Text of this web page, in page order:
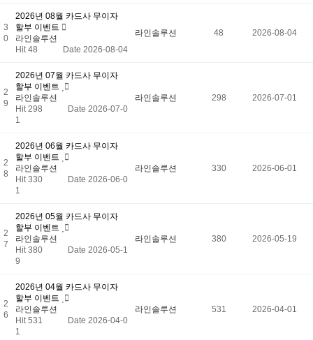
3
0
2026년 08월 카드사 무이자
할부 이벤트
라인솔루션
Hit 48
Date 2026-08-04
라인솔루션 48 2026-08-04
2
9
2026년 07월 카드사 무이자
할부 이벤트
라인솔루션
Hit 298
Date 2026-07-0
1
라인솔루션 298 2026-07-01
2
8
2026년 06월 카드사 무이자
할부 이벤트
라인솔루션
Hit 330
Date 2026-06-0
1
라인솔루션 330 2026-06-01
2
7
2026년 05월 카드사 무이자
할부 이벤트
라인솔루션
Hit 380
Date 2026-05-1
9
라인솔루션 380 2026-05-19
2
6
2026년 04월 카드사 무이자
할부 이벤트
라인솔루션
Hit 531
Date 2026-04-0
1
라인솔루션 531 2026-04-01